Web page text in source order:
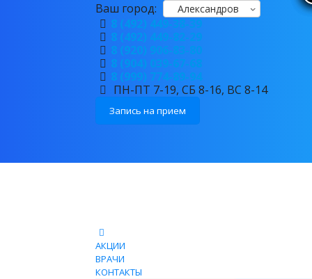
Ваш город: Александров
8 (492) 449-38-39
8 (492) 449-82-29
8 (920) 906-83-80
8 (904) 039-67-68
8 (999) 774-89-94
ПН-ПТ 7-19, СБ 8-16, ВС 8-14
Запись на прием
АКЦИИ
ВРАЧИ
КОНТАКТЫ